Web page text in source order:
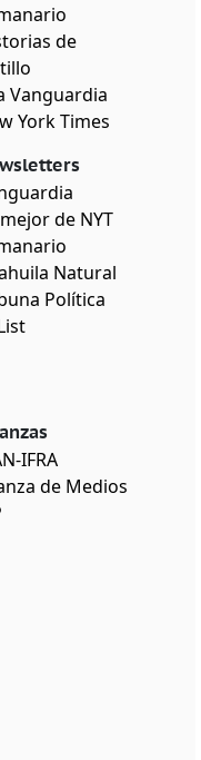
de
Vanguardia
York Times
de NYT
Natural
Política
IFRA
de Medios